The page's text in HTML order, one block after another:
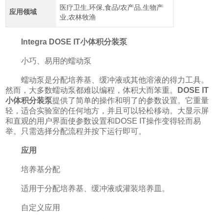
应用领域
医疗卫生,环保,食品/农产品,生物产
业,农林牧渔
Integra DOSE IT小体积分装泵
小巧、易用的蠕动泵
蠕动泵是分配培养基、缓冲液或其他溶液的得力工具。
然而，大多数蠕动泵都难以编程，体积大而笨重。
DOSE IT
小体积分装泵提供了简单的操作和明了的参数设置。它重量
轻，适合实验室的任何地方，并且可以轻松移动。大显示屏
和直观的用户界面使参数设置和DOSE IT操作变得轻而易
举。只需选择分配流程并按下运行即可。
应用
培养基分配
适用于分配培养基、缓冲液或灌装培养皿。
自定义应用